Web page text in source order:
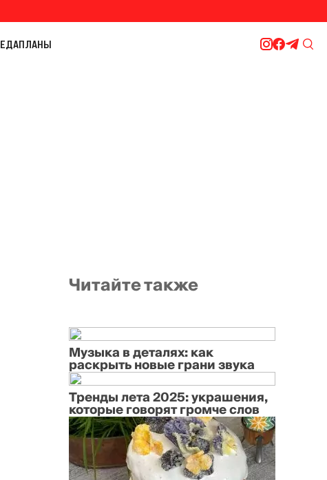
ЕДАПЛАНЫ
Читайте также
Музыка в деталях: как
раскрыть новые грани звука
Тренды лета 2025: украшения,
которые говорят громче слов